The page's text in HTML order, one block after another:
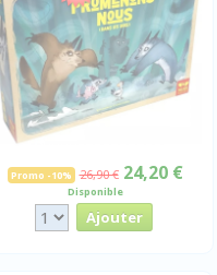
Promo -10% 26,90 € 24,20 €
Disponible